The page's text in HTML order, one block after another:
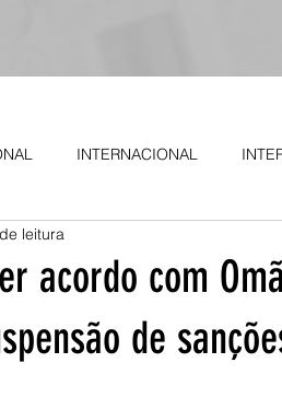
INTERNACIONAL
acordo com
de
leitura